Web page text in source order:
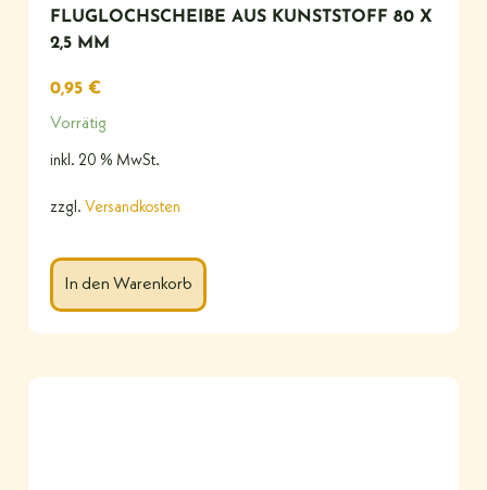
FLUGLOCHSCHEIBE AUS KUNSTSTOFF 80 X
2,5 MM
0,95 €
Vorrätig
inkl. 20 % MwSt.
zzgl. Versandkosten
In den Warenkorb